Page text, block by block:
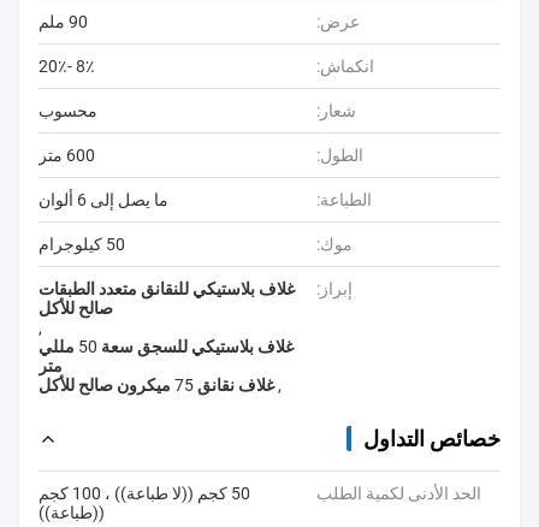
عرض: 90 ملم
انكماش: 8٪ -20٪
شعار: محسوب
الطول: 600 متر
الطباعة: ما يصل إلى 6 ألوان
موك: 50 كيلوجرام
إبراز:
غلاف بلاستيكي للنقانق متعدد الطبقات
صالح للأكل
,
غلاف بلاستيكي للسجق سعة 50 مللي
متر
,غلاف نقانق 75 ميكرون صالح للأكل
خصائص التداول
الحد الأدنى لكمية الطلب
50 كجم ((لا طباعة)) ، 100 كجم
((طباعة))